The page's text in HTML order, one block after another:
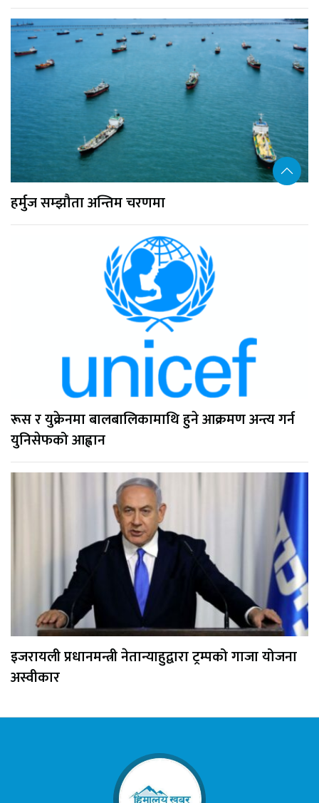
हर्मुज सम्झौता अन्तिम चरणमा
रूस र युक्रेनमा बालबालिकामाथि हुने आक्रमण अन्त्य गर्न
युनिसेफको आह्वान
इजरायली प्रधानमन्त्री नेतान्याहुद्वारा ट्रम्पको गाजा योजना
अस्वीकार